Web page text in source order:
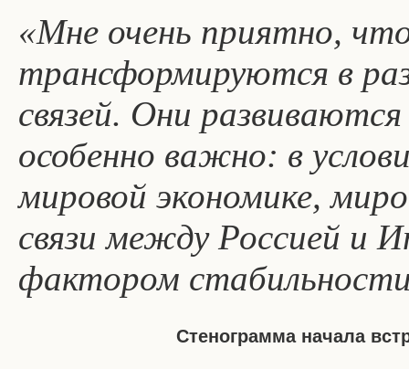
«Мне очень приятно,
трансформируются в
связей. Они
особенно важно: в
мировой экономике,
связи между Россией и
фактором
Стенограмма начала